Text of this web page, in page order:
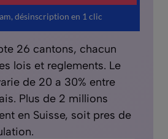
26 cantons, chacun
lois et reglements. Le
de 20 a 30% entre
Plus de 2 millions
en Suisse, soit pres de